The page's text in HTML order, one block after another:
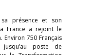
sa présence et son
France a rejoint le
Environ 750 Français
poste de